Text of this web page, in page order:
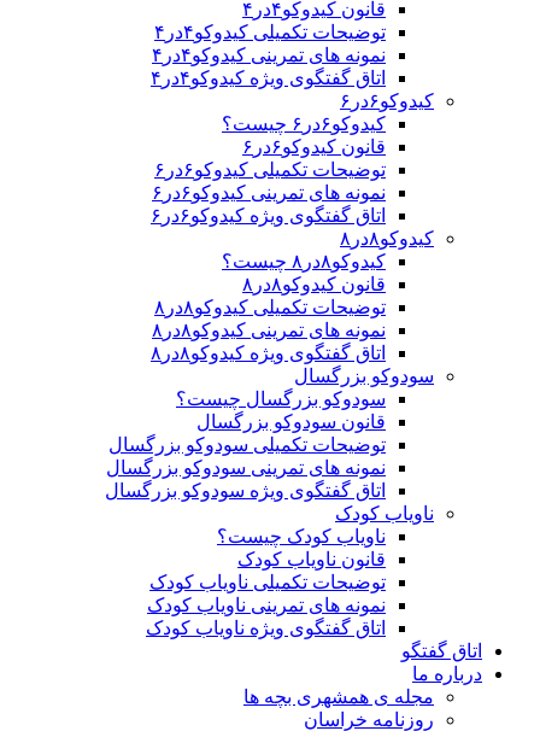
قانون کیدوکو۴در۴
توضیحات تکمیلی کیدوکو۴در۴
نمونه های تمرینی کیدوکو۴در۴
اتاق گفتگوی ویژه کیدوکو۴در۴
کیدوکو۶در۶
کیدوکو۶در۶ چیست؟
قانون کیدوکو۶در۶
توضیحات تکمیلی کیدوکو۶در۶
نمونه های تمرینی کیدوکو۶در۶
اتاق گفتگوی ویژه کیدوکو۶در۶
کیدوکو۸در۸
کیدوکو۸در۸ چیست؟
قانون کیدوکو۸در۸
توضیحات تکمیلی کیدوکو۸در۸
نمونه های تمرینی کیدوکو۸در۸
اتاق گفتگوی ویژه کیدوکو۸در۸
سودوکو بزرگسال
سودوکو بزرگسال چیست؟
قانون سودوکو بزرگسال
توضیحات تکمیلی سودوکو بزرگسال
نمونه های تمرینی سودوکو بزرگسال
اتاق گفتگوی ویژه سودوکو بزرگسال
ناویاب کودک
ناویاب کودک چیست؟
قانون ناویاب کودک
توضیحات تکمیلی ناویاب کودک
نمونه های تمرینی ناویاب کودک
اتاق گفتگوی ویژه ناویاب کودک
اتاق گفتگو
درباره ما
مجله ی همشهری بچه ها
روزنامه خراسان